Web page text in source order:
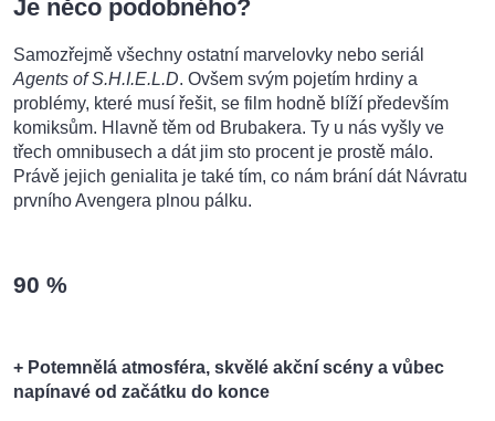
Je něco podobného?
Samozřejmě všechny ostatní marvelovky nebo seriál
Agents of S.H.I.E.L.D. Ovšem svým pojetím hrdiny a
problémy, které musí řešit, se film hodně blíží především
komiksům. Hlavně těm od Brubakera. Ty u nás vyšly ve
třech omnibusech a dát jim sto procent je prostě málo.
Právě jejich genialita je také tím, co nám brání dát Návratu
prvního Avengera plnou pálku.
90 %
+ Potemnělá atmosféra, skvělé akční scény a vůbec
napínavé od začátku do konce